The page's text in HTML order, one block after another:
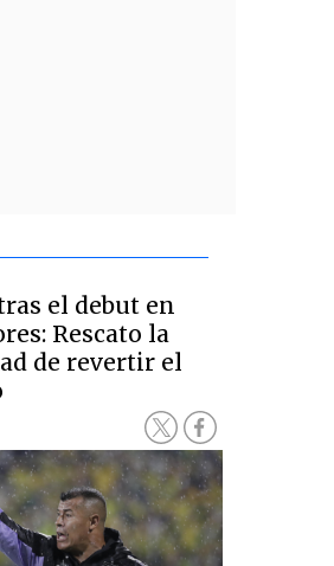
el debut en
Rescato la
de revertir el